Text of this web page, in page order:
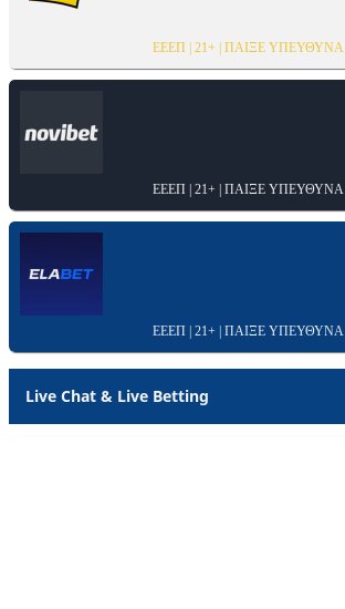
ΕΕΕΠ | 21+ | ΠΑΙΞΕ ΥΠΕΥΘΥΝΑ
ΕΕΕΠ | 21+ | ΠΑΙΞΕ ΥΠΕΥΘΥΝΑ
ΕΕΕΠ | 21+ | ΠΑΙΞΕ ΥΠΕΥΘΥΝΑ
Live Chat & Live Betting